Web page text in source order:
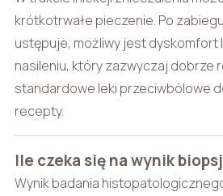
krótkotrwałe pieczenie. Po
ustępuje, możliwy jest dyskomfort
nasileniu, który zazwyczaj dobrze
standardowe leki przeciwbólowe
recepty.
Ile czeka się na wynik
Wynik badania